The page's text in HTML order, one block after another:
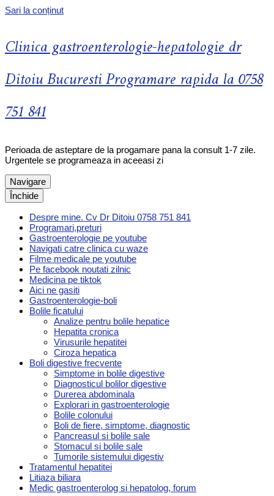
Sari la conținut
Clinica gastroenterologie-hepatologie dr
Ditoiu Bucuresti Programare rapida la 0758
751 841
Perioada de asteptare de la progamare pana la consult 1-7 zile.
Urgentele se programeaza in aceeasi zi
Navigare
Închide
Despre mine. Cv Dr Ditoiu 0758 751 841
Programari,preturi
Gastroenterologie pe youtube
Navigati catre clinica cu waze
Filme medicale pe youtube
Pe facebook noutati zilnic
Medicina pe tiktok
Aici ne gasiti
Gastroenterologie-boli
Bolile ficatului
Analize pentru bolile hepatice
Hepatita cronica
Virusurile hepatitei
Ciroza hepatica
Boli digestive frecvente
Simptome in bolile digestive
Diagnosticul bolilor digestive
Durerea abdominala
Explorari in gastroenterologie
Bolile colonului
Boli de fiere, simptome, diagnostic
Pancreasul si bolile sale
Stomacul si bolile sale
Tumorile sistemului digestiv
Tratamentul hepatitei
Litiaza biliara
Medic gastroenterolog si hepatolog, forum